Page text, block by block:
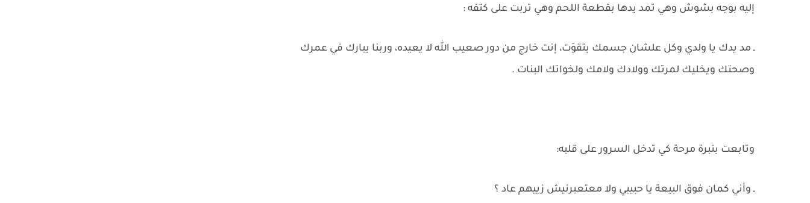
إليه بوجه بشوش وهي تمد يدها بقطعة اللحم وهي تربت على كتفه :
ـ مد يدك يا ولدي وكل علشان جسمك يتقوَت، إنت خارج من دور صعيب الله لا يعيده، وربنا يبارك في عمرك
وصحتك ويخليك لمرتك وولادك ولامك ولخواتك البنات .
وتابعت بنبرة مرحة كي تدخل السرور على قلبه:
ـ وأني كمان فوق البيعة يا حبيبي ولا معتعبرنيش زييهم عاد ؟